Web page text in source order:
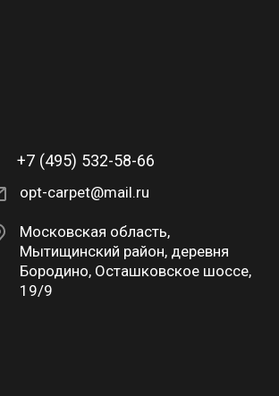
+7 (495) 532-58-66
opt-carpet@mail.ru
Московская область,
Мытищинский район, деревня
Бородино, Осташковское шоссе,
19/9